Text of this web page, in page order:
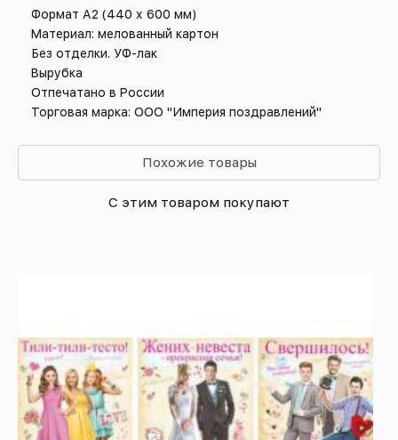
Формат А2 (440 х 600 мм)
Материал: мелованный картон
Без отделки. УФ-лак
Вырубка
Отпечатано в России
Торговая марка: ООО "Империя поздравлений"
Похожие товары
С этим товаром покупают